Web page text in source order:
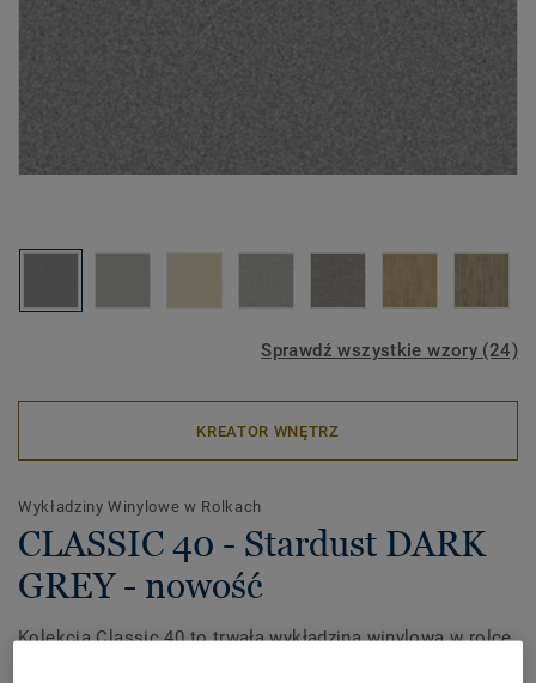
Sprawdź wszystkie wzory (24)
KREATOR WNĘTRZ
Wykładziny Winylowe w Rolkach
CLASSIC 40 - Stardust DARK
GREY - nowość
Kolekcja Classic 40 to trwała wykładzina winylowa w rolce